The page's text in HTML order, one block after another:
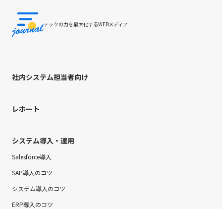
テックの力を最大化するWEBメディア
社内システム担当者向け
レポート
システム導入・運用
Salesforce導入
SAP導入のコツ
システム導入のコツ
ERP導入のコツ